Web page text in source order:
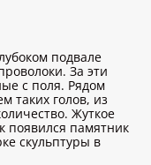
подвале
За эти
с поля. Рядом
таких голов, из
Жуткое
появился памятник
скульптуры в